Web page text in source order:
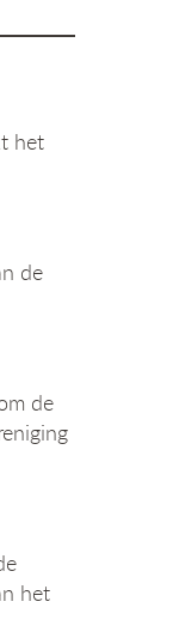
het
de
de
het